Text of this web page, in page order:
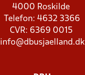
4000 Roskilde
Telefon: 4632 3366
CVR: 6369 0015
info@dbusjaelland.dk